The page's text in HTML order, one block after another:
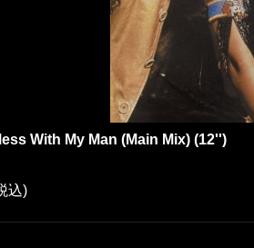
With My Man (Main Mix) (12'')
込)